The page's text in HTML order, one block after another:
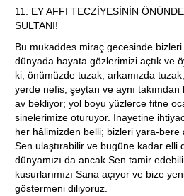
11. EY AFFI TECZİYESİNİN
SULTANI!
Bu mukaddes miraç gecesinde
dünyada hayata gözlerimizi açtık ve
ki, önümüzde tuzak, arkamızda
yerde nefis, şeytan ve aynı takımdan
av bekliyor; yol boyu yüzlerce fitne
sinelerimize oturuyor. İnayetine
her hâlimizden belli; bizleri yara-
Sen ulaştırabilir ve bugüne kadar elli
dünyamızı da ancak Sen tamir
kusurlarımızı Sana açıyor ve bize
göstermeni diliyoruz.